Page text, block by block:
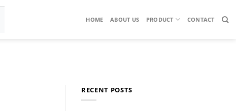
HOME ABOUT US PRODUCT CONTACT
RECENT POSTS